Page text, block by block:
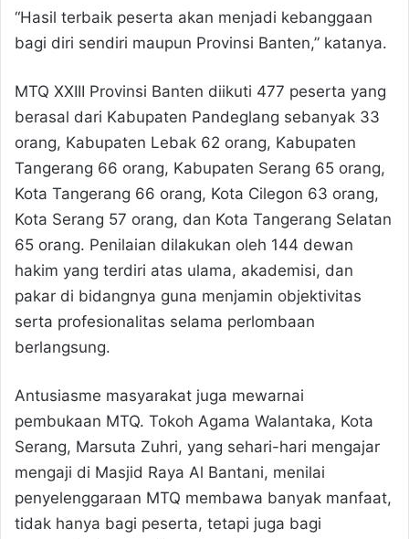
“Hasil terbaik peserta akan menjadi kebanggaan
bagi diri sendiri maupun Provinsi Banten,” katanya.
MTQ XXIII Provinsi Banten diikuti 477 peserta yang
berasal dari Kabupaten Pandeglang sebanyak 33
orang, Kabupaten Lebak 62 orang, Kabupaten
Tangerang 66 orang, Kabupaten Serang 65 orang,
Kota Tangerang 66 orang, Kota Cilegon 63 orang,
Kota Serang 57 orang, dan Kota Tangerang Selatan
65 orang. Penilaian dilakukan oleh 144 dewan
hakim yang terdiri atas ulama, akademisi, dan
pakar di bidangnya guna menjamin objektivitas
serta profesionalitas selama perlombaan
berlangsung.
Antusiasme masyarakat juga mewarnai
pembukaan MTQ. Tokoh Agama Walantaka, Kota
Serang, Marsuta Zuhri, yang sehari-hari mengajar
mengaji di Masjid Raya Al Bantani, menilai
penyelenggaraan MTQ membawa banyak manfaat,
tidak hanya bagi peserta, tetapi juga bagi